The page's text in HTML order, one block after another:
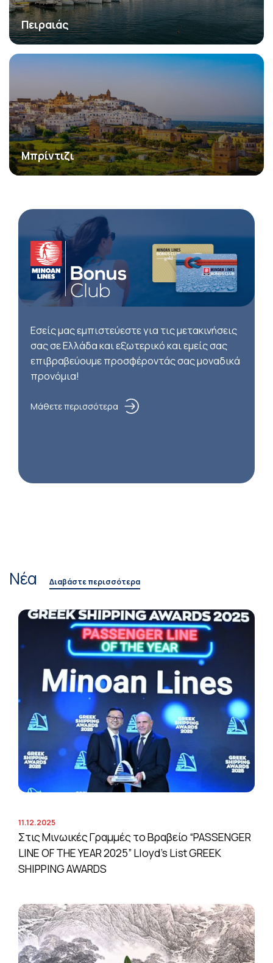
Πειραιάς
Μπρίντιζι
Εσείς μας εμπιστεύεστε για τις μετακινήσεις
σας σε Ελλάδα και εξωτερικό και εμείς σας
επιβραβεύουμε προσφέροντάς σας μοναδικά
προνόμια!
Μάθετε περισσότερα
Νέα Διαβάστε περισσότερα
11.12.2025
Στις Μινωικές Γραμμές το Βραβείο “PASSENGER
LINE OF THE YEAR 2025” Lloyd’s List GREEK
SHIPPING AWARDS